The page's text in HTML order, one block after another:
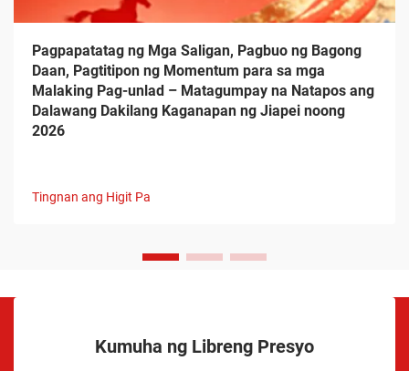
Pagpapatatag ng Mga Saligan, Pagbuo ng Bagong
Daan, Pagtitipon ng Momentum para sa mga
Malaking Pag-unlad – Matagumpay na Natapos ang
Dalawang Dakilang Kaganapan ng Jiapei noong
2026
Tingnan ang Higit Pa
Kumuha ng Libreng Presyo